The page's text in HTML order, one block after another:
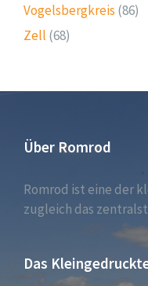
Vogelsbergkreis (86)
Zell (68)
Über Romrod
Romrod ist eine der
zugleich das
Das